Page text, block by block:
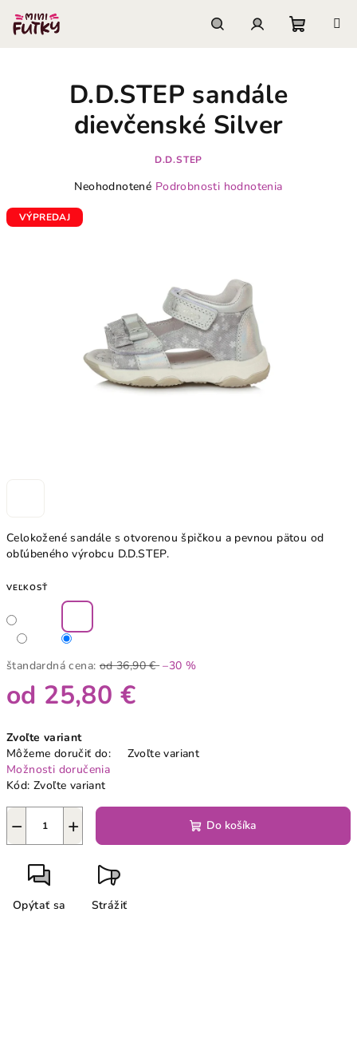
obsah
Celokožené sandále s otvorenou špičkou a pevnou pätou od
obľúbeného výrobcu D.D.STEP.
VEĽKOSŤ
štandardná cena: od 36,90 € –30 %
od 25,80 €
cena:
Zvoľte variant
Môžeme doručiť do:
Zvoľte variant
Možnosti doručenia
Kód: Zvoľte variant
+
− Do košíka
Opýtať sa Strážiť
D.D.STEP sandále
dievčenské Silver
D.D.STEP
Priemerné
produktu
Neohodnotené Podrobnosti hodnotenia
VÝPREDAJ